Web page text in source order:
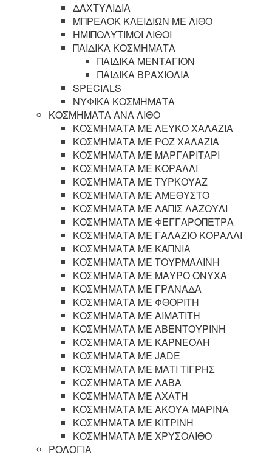
ΔΑΧΤΥΛΙΔΙΑ
ΜΠΡΕΛΟΚ ΚΛΕΙΔΙΩΝ ΜΕ ΛΙΘΟ
ΗΜΙΠΟΛΥΤΙΜΟΙ ΛΙΘΟΙ
ΠΑΙΔΙΚΑ ΚΟΣΜΗΜΑΤΑ
ΠΑΙΔΙΚΑ ΜΕΝΤΑΓΙΟΝ
ΠΑΙΔΙΚΑ ΒΡΑΧΙΟΛΙΑ
SPECIALS
ΝΥΦΙΚΑ ΚΟΣΜΗΜΑΤΑ
ΚΟΣΜΗΜΑΤΑ ΑΝΑ ΛΙΘΟ
ΚΟΣΜΗΜΑΤΑ ΜΕ ΛΕΥΚΟ ΧΑΛΑΖΙΑ
ΚΟΣΜΗΜΑΤΑ ΜΕ ΡΟΖ ΧΑΛΑΖΙΑ
ΚΟΣΜΗΜΑΤΑ ΜΕ ΜΑΡΓΑΡΙΤΑΡΙ
ΚΟΣΜΗΜΑΤΑ ΜΕ ΚΟΡΑΛΛΙ
ΚΟΣΜΗΜΑΤΑ ΜΕ ΤΥΡΚΟΥΑΖ
ΚΟΣΜΗΜΑΤΑ ΜΕ ΑΜΕΘΥΣΤΟ
ΚΟΣΜΗΜΑΤΑ ΜΕ ΛΑΠΙΣ ΛΑΖΟΥΛΙ
ΚΟΣΜΗΜΑΤΑ ΜΕ ΦΕΓΓΑΡΟΠΕΤΡΑ
ΚΟΣΜΗΜΑΤΑ ΜΕ ΓΑΛΑΖΙΟ ΚΟΡΑΛΛΙ
ΚΟΣΜΗΜΑΤΑ ΜΕ ΚΑΠΝΙΑ
ΚΟΣΜΗΜΑΤΑ ΜΕ ΤΟΥΡΜΑΛΙΝΗ
ΚΟΣΜΗΜΑΤΑ ΜΕ ΜΑΥΡΟ ΟΝΥΧΑ
ΚΟΣΜΗΜΑΤΑ ΜΕ ΓΡΑΝΑΔΑ
ΚΟΣΜΗΜΑΤΑ ΜΕ ΦΘΟΡΙΤΗ
ΚΟΣΜΗΜΑΤΑ ΜΕ ΑΙΜΑΤΙΤΗ
ΚΟΣΜΗΜΑΤΑ ΜΕ ΑΒΕΝΤΟΥΡΙΝΗ
ΚΟΣΜΗΜΑΤΑ ΜΕ ΚΑΡΝΕΟΛΗ
ΚΟΣΜΗΜΑΤΑ ΜΕ JADE
ΚΟΣΜΗΜΑΤΑ ΜΕ ΜΑΤΙ ΤΙΓΡΗΣ
ΚΟΣΜΗΜΑΤΑ ΜΕ ΛΑΒΑ
ΚΟΣΜΗΜΑΤΑ ΜΕ ΑΧΑΤΗ
ΚΟΣΜΗΜΑΤΑ ΜΕ ΑΚΟΥΑ ΜΑΡΙΝΑ
ΚΟΣΜΗΜΑΤΑ ΜΕ ΚΙΤΡΙΝΗ
ΚΟΣΜΗΜΑΤΑ ΜΕ ΧΡΥΣΟΛΙΘΟ
ΡΟΛΟΓΙΑ